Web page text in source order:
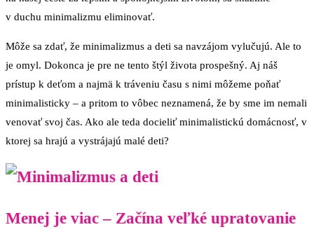
v duchu minimalizmu eliminovať.
Môže sa zdať, že minimalizmus a deti sa navzájom vylučujú. Ale to
je omyl. Dokonca je pre ne tento štýl života prospešný. Aj náš
prístup k deťom a najmä k tráveniu času s nimi môžeme poňať
minimalisticky – a pritom to vôbec neznamená, že by sme im nemali
venovať svoj čas. Ako ale teda docieliť minimalistickú domácnosť, v
ktorej sa hrajú a vystrájajú malé deti?
Menej je viac – Začína veľké upratovanie